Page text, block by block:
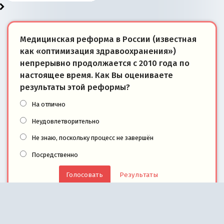
Медицинская реформа в России (известная
как «оптимизация здравоохранения»)
непрерывно продолжается с 2010 года по
настоящее время. Как Вы оцениваете
результаты этой реформы?
На отлично
Неудовлетворительно
Не знаю, поскольку процесс не завершён
Посредственно
Результаты